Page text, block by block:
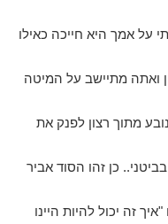
על אמך היא חייכה כאילו
ואתה מתיישב על המיטה
מתוך רצון לפנק את
כן זהו הסוד אביר
זה יכול להיות היינו